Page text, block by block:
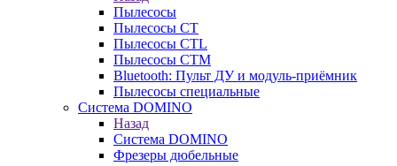
Пылесосы
Пылесосы CT
Пылесосы CTL
Пылесосы CTM
Bluetooth: Пульт ДУ и модуль-приёмник
Пылесосы специальные
Система DOMINO
Назад
Система DOMINO
Фрезеры дюбельные